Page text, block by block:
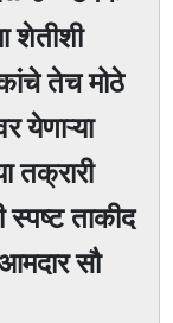
शेतीशी
तेच मोठे
येणाऱ्या
तक्रारी
ताकीद
सौ